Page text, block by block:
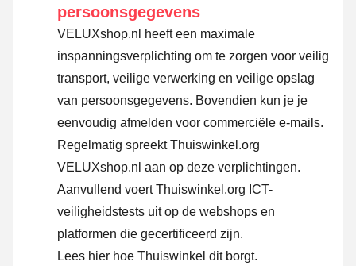
persoonsgegevens
VELUXshop.nl heeft een maximale
inspanningsverplichting om te zorgen voor veilig
transport, veilige verwerking en veilige opslag
van persoonsgegevens. Bovendien kun je je
eenvoudig afmelden voor commerciële e-mails.
Regelmatig spreekt Thuiswinkel.org
VELUXshop.nl aan op deze verplichtingen.
Aanvullend voert Thuiswinkel.org ICT-
veiligheidstests uit op de webshops en
platformen die gecertificeerd zijn.
Lees hier hoe Thuiswinkel dit borgt.